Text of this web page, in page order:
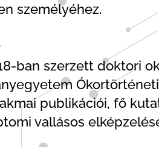
személyéhez.
ban szerzett doktori
publikációi, fő
vallásos